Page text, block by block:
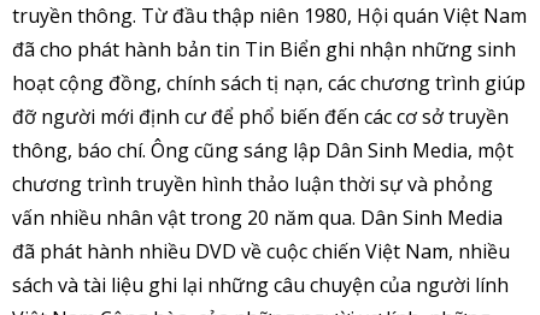
truyền thông. Từ đầu thập niên 1980, Hội quán Việt Nam
đã cho phát hành bản tin Tin Biển ghi nhận những sinh
hoạt cộng đồng, chính sách tị nạn, các chương trình giúp
đỡ người mới định cư để phổ biến đến các cơ sở truyền
thông, báo chí. Ông cũng sáng lập Dân Sinh Media, một
chương trình truyền hình thảo luận thời sự và phỏng
vấn nhiều nhân vật trong 20 năm qua. Dân Sinh Media
đã phát hành nhiều DVD về cuộc chiến Việt Nam, nhiều
sách và tài liệu ghi lại những câu chuyện của người lính